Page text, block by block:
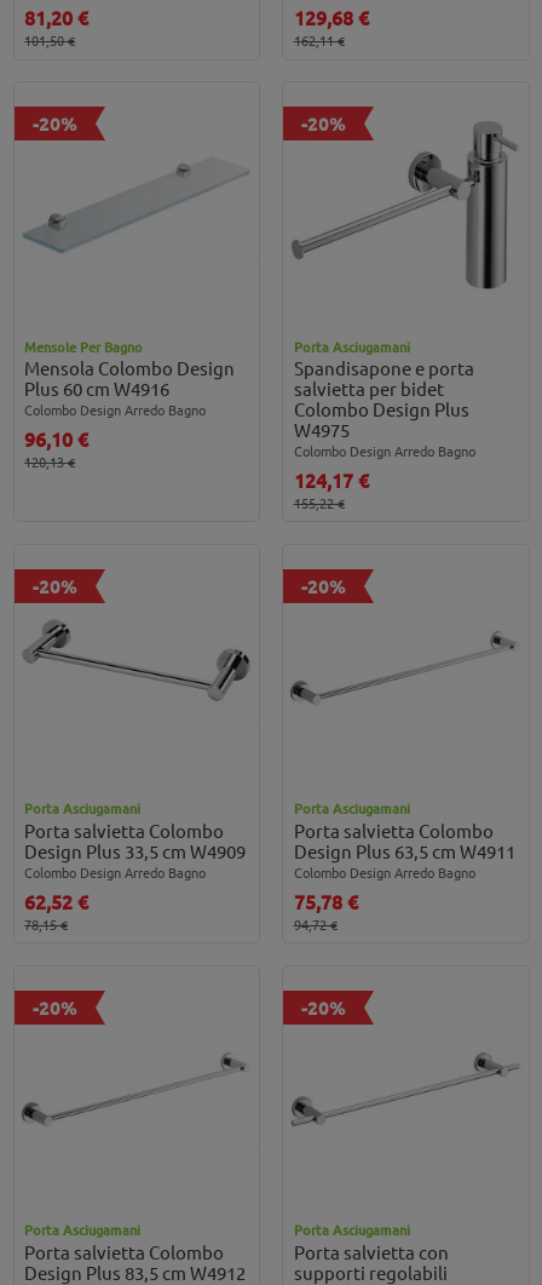
81,20 €
101,50 €
129,68 €
162,11 €
-20%
Mensole Per Bagno
Mensola Colombo Design
Plus 60 cm W4916
Colombo Design Arredo Bagno
96,10 €
120,13 €
-20%
Porta Asciugamani
Spandisapone e porta
salvietta per bidet
Colombo Design Plus
W4975
Colombo Design Arredo Bagno
124,17 €
155,22 €
-20%
Porta Asciugamani
Porta salvietta Colombo
Design Plus 33,5 cm W4909
Colombo Design Arredo Bagno
62,52 €
78,15 €
-20%
Porta Asciugamani
Porta salvietta Colombo
Design Plus 63,5 cm W4911
Colombo Design Arredo Bagno
75,78 €
94,72 €
-20%
Porta Asciugamani
Porta salvietta Colombo
Design Plus 83,5 cm W4912
-20%
Porta Asciugamani
Porta salvietta con
supporti regolabili